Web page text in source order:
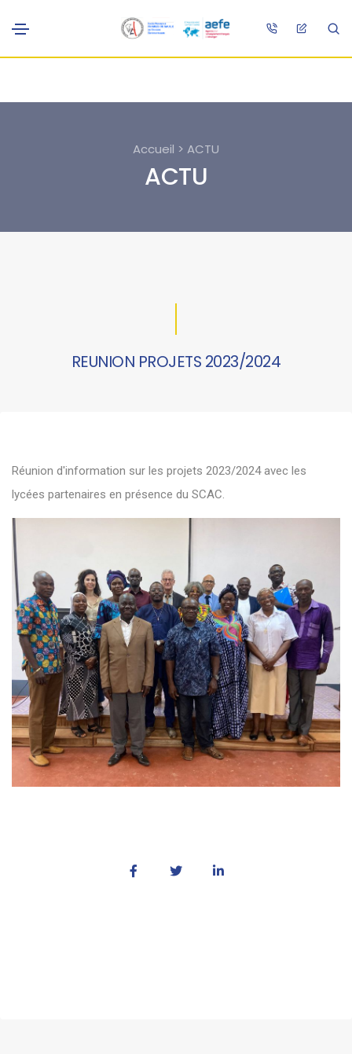
Accueil > ACTU
ACTU
REUNION PROJETS 2023/2024
Réunion d'information sur les projets 2023/2024 avec les
lycées partenaires en présence du SCAC.